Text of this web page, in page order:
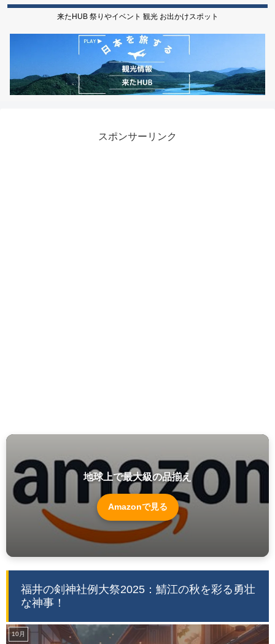
来たHUB 祭りやイベント 観光 お出かけスポット
スポンサーリンク
地球上で最大級の品揃え
Amazonで見る
福井の剣神社例大祭2025：鯖江の秋を彩る勇壮
な神事！
10月